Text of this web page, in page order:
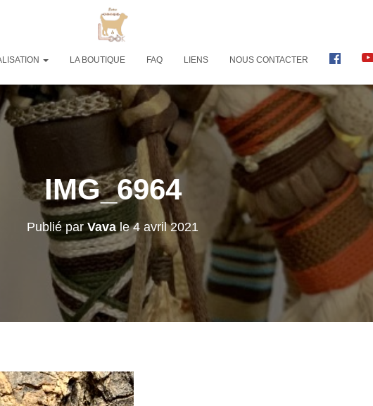
LA BOUTIQUE FAQ LIENS NOUS CONTACTER
C
O
O
IMG_6964
Publié parVavale4 avril 2021